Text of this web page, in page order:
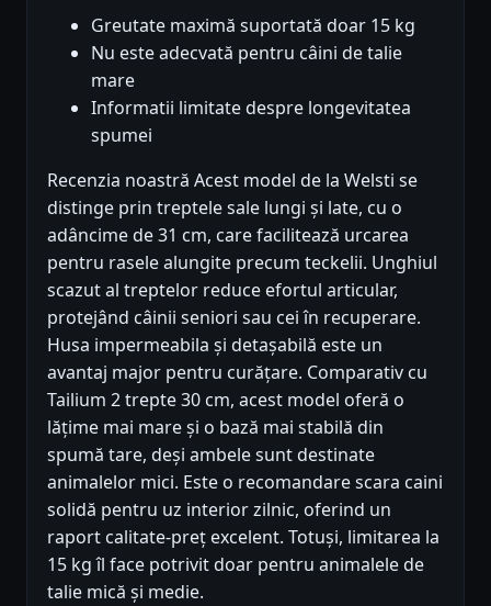
Greutate maximă suportată doar 15 kg
Nu este adecvată pentru câini de talie
mare
Informatii limitate despre longevitatea
spumei
Recenzia noastră Acest model de la Welsti se
distinge prin treptele sale lungi și late, cu o
adâncime de 31 cm, care facilitează urcarea
pentru rasele alungite precum teckelii. Unghiul
scazut al treptelor reduce efortul articular,
protejând câinii seniori sau cei în recuperare.
Husa impermeabila și detașabilă este un
avantaj major pentru curățare. Comparativ cu
Tailium 2 trepte 30 cm, acest model oferă o
lățime mai mare și o bază mai stabilă din
spumă tare, deși ambele sunt destinate
animalelor mici. Este o recomandare scara caini
solidă pentru uz interior zilnic, oferind un
raport calitate-preț excelent. Totuși, limitarea la
15 kg îl face potrivit doar pentru animalele de
talie mică și medie.